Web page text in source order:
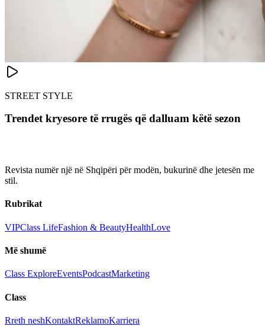
STREET STYLE
Trendet kryesore të rrugës që dalluam këtë sezon
Revista numër një në Shqipëri për modën, bukurinë dhe jetesën me
stil.
Rubrikat
VIPClass LifeFashion & BeautyHealthLove
Më shumë
Class ExploreEventsPodcastMarketing
Class
Rreth neshKontaktReklamoKarriera